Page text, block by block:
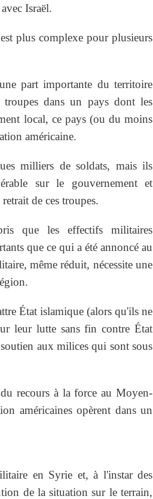
Israël.
plus complexe pour plusieurs
part importante du territoire
dans un pays dont les
local, ce pays (ou du moins
américaine.
milliers de soldats, mais ils
sur le gouvernement et
de ces troupes.
que les effectifs militaires
que ce qui a été annoncé au
même réduit, nécessite une
État islamique (alors qu'ils ne
leur lutte sans fin contre État
aux milices qui sont sous
recours à la force au Moyen-
américaines opèrent dans un
en Syrie et, à l'instar des
de la situation sur le terrain,